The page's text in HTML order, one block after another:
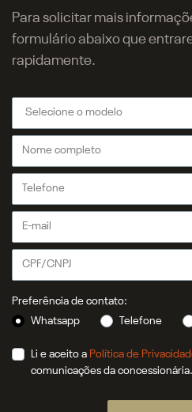
Para solicitar mais
formulário abaixo que
rapidamente.
Preferência de contato:
Whatsapp
Telefone
Li e aceito a Política de
comunicações da concessionária.